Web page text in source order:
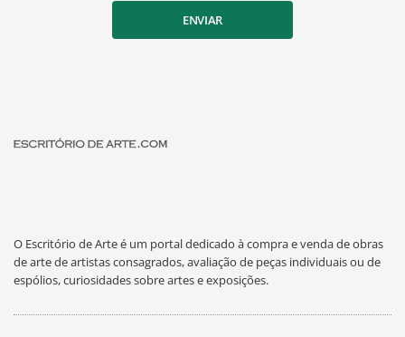
ENVIAR
O Escritório de Arte é um portal dedicado à compra e venda de obras
de arte de artistas consagrados, avaliação de peças individuais ou de
espólios, curiosidades sobre artes e exposições.